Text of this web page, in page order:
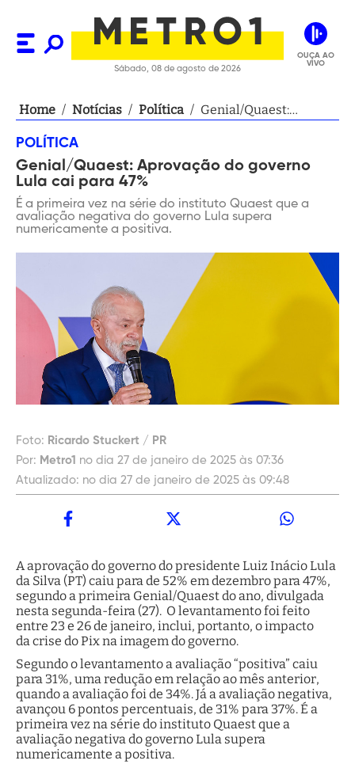
Sábado, 08 de agosto de 2026
OUÇA AO
VIVO
Home / Notícias / Política / Genial/Quaest:
POLÍTICA
Genial/Quaest: Aprovação do governo
Lula cai para 47%
É a primeira vez na série do instituto Quaest que a
avaliação negativa do governo Lula supera
numericamente a positiva.
Foto: Ricardo Stuckert / PR
Por: Metro1 no dia 27 de janeiro de 2025 às 07:36
Atualizado: no dia 27 de janeiro de 2025 às 09:48
A aprovação do governo do presidente Luiz Inácio Lula
da Silva (PT) caiu para de 52% em dezembro para 47%,
segundo a primeira Genial/Quaest do ano, divulgada
nesta segunda-feira (27). O levantamento foi feito
entre 23 e 26 de janeiro, inclui, portanto, o impacto
da crise do Pix na imagem do governo.
Segundo o levantamento a avaliação “positiva” caiu
para 31%, uma redução em relação ao mês anterior,
quando a avaliação foi de 34%. Já a avaliação negativa,
avançou 6 pontos percentuais, de 31% para 37%. É a
primeira vez na série do instituto Quaest que a
avaliação negativa do governo Lula supera
numericamente a positiva.